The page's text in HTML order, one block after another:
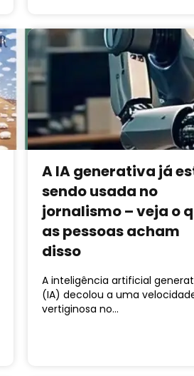
A IA generativa já
sendo usada no
jornalismo – veja o
as pessoas acham
disso
A inteligência artificial
(IA) decolou a uma
vertiginosa no…